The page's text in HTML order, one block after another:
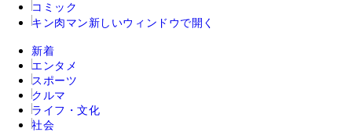
コミック
キン肉マン 新しいウィンドウで開く
新着
エンタメ
スポーツ
クルマ
ライフ・文化
社会